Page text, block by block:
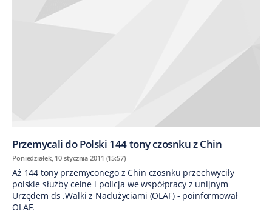
Przemycali do Polski 144 tony czosnku z Chin
Poniedziałek, 10 stycznia 2011 (15:57)
Aż 144 tony przemyconego z Chin czosnku przechwyciły
polskie służby celne i policja we współpracy z unijnym
Urzędem ds .Walki z Nadużyciami (OLAF) - poinformował
OLAF.